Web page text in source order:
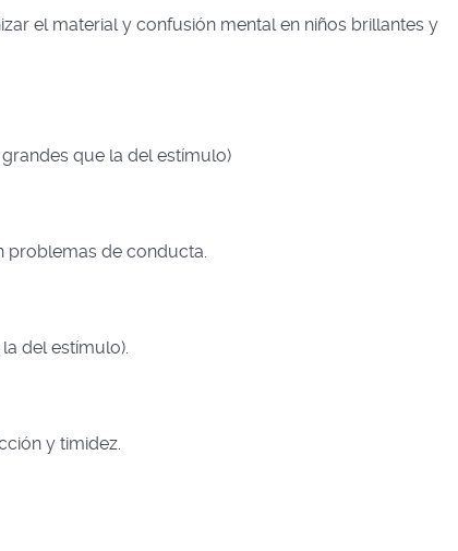
el material y confusión mental en niños brillantes y
que la del estímulo)
problemas de conducta.
del estímulo).
y timidez.